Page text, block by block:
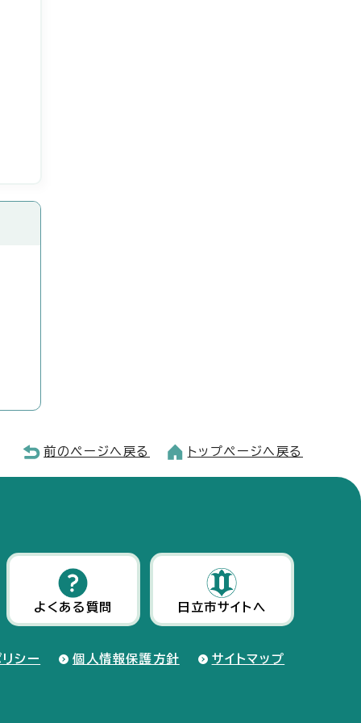
前のページへ戻る トップページへ戻る
よくある質問 日立市サイトへ
シー 個人情報保護方針 サイトマップ